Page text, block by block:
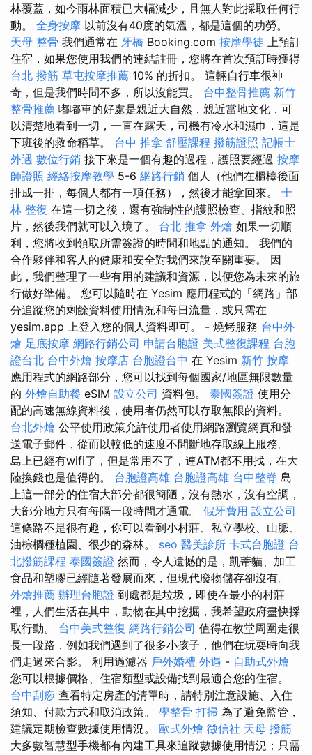
林覆蓋，如今雨林面積已大幅減少，且無人對此採取任何行
動。 全身按摩 以前沒有40度的氣溫，都是這個的功勞。
天母 整骨 我們通常在 牙橋 Booking.com 按摩學徒 上預訂
住宿，如果您使用我們的連結註冊，您將在首次預訂時獲得
台北 撥筋 草屯按摩推薦 10% 的折扣。 這輛自行車很神
奇，但是我們時間不多，所以沒能買。 台中整骨推薦 新竹
整骨推薦 嘟嘟車的好處是親近大自然，親近當地文化，可
以清楚地看到一切，一直在露天，司機有冷水和濕巾，這是
下班後的救命稻草。 台中 推拿 舒壓課程 撥筋證照 記帳士
外遇 數位行銷 接下來是一個有趣的過程，護照要經過 按摩
師證照 經絡按摩教學 5-6 網路行銷 個人（他們在櫃檯後面
排成一排，每個人都有一項任務），然後才能拿回來。 士
林 整復 在這一切之後，還有強制性的護照檢查、指紋和照
片，然後我們就可以入境了。 台北 推拿 外燴 如果一切順
利，您將收到領取所需簽證的時間和地點的通知。 我們的
合作夥伴和客人的健康和安全對我們來說至關重要。 因
此，我們整理了一些有用的建議和資源，以便您為未來的旅
行做好準備。 您可以隨時在 Yesim 應用程式的「網路」部
分追蹤您的剩餘資料使用情況和每日流量，或只需在
yesim.app 上登入您的個人資料即可。 - 燒烤服務 台中外
燴 足底按摩 網路行銷公司 申請台胞證 美式整復課程 台胞
證台北 台中外燴 按摩店 台胞證台中 在 Yesim 新竹 按摩
應用程式的網路部分，您可以找到每個國家/地區無限數量
的 外燴自助餐 eSIM 設立公司 資料包。 泰國簽證 使用分
配的高速無線資料後，使用者仍然可以存取無限的資料。
台北外燴 公平使用政策允許使用者使用網路瀏覽網頁和發
送電子郵件，從而以較低的速度不間斷地存取線上服務。
島上已經有wifi了，但是常用不了，連ATM都不用找，在大
陸換錢也是值得的。 台胞證高雄 台胞證高雄 台中整脊 島
上這一部分的住宿大部分都很簡陋，沒有熱水，沒有空調，
大部分地方只有每隔一段時間才通電。 假牙費用 設立公司
這條路不是很有趣，你可以看到小村莊、私立學校、山脈、
油棕櫚種植園、很少的森林。 seo 醫美診所 卡式台胞證 台
北撥筋課程 泰國簽證 然而，令人遺憾的是，凱蒂貓、加工
食品和塑膠已經隨著發展而來，但現代廢物儲存卻沒有。
外燴推薦 辦理台胞證 到處都是垃圾，即使在最小的村莊
裡，人們生活在其中，動物在其中挖掘，我希望政府盡快採
取行動。 台中美式整復 網路行銷公司 值得在教堂周圍走很
長一段路，例如我們遇到了很多小孩子，他們在玩耍時向我
們走過來合影。 利用過濾器 戶外婚禮 外遇 - 自助式外燴
您可以根據價格、住宿類型或設備找到最適合您的住宿。
台中刮痧 查看特定房產的清單時，請特別注意設施、入住
須知、付款方式和取消政策。 學整骨 打掃 為了避免監管，
建議定期檢查數據使用情況。 歐式外燴 徵信社 天母 撥筋
大多數智慧型手機都有內建​​工具來追蹤數據使用情況；只需